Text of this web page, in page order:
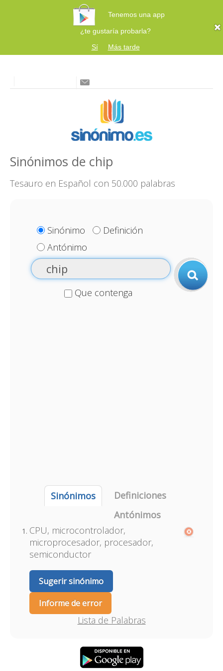
Tenemos una app
¿te gustaría probarla?
Sí
Más tarde
Sinónimos de chip
Tesauro en Español con 50.000 palabras
Sinónimo
Definición
Antónimo
Que contenga
Sinónimos
Definiciones
Antónimos
CPU, microcontrolador,
microprocesador, procesador,
semiconductor
Sugerir sinónimo
Informe de error
Lista de Palabras